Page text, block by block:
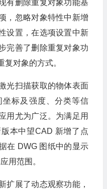
有删除重复对象功能基
，忽略对象特性中新增
设置，在选项设置中新
完善了删除重复对象功
对象的方式。
光扫描获取的物体表面
坐标及强度、分类等信
用尤为广泛。为满足用
本中望CAD 新增了点
在 DWG 图纸中的显示
用范围。
扩展了动态观察功能，